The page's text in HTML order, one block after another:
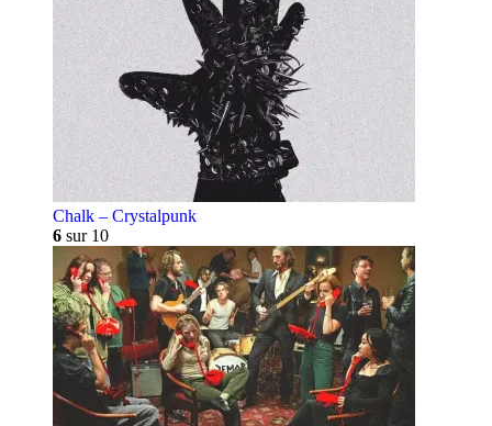
Chalk – Crystalpunk
6 sur 10